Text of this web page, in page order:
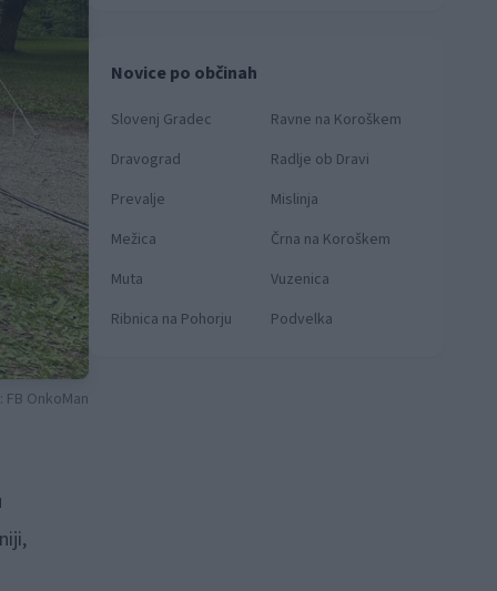
FB OnkoMan
Novice po občinah
Slovenj Gradec
Ravne na Koroškem
Dravograd
Radlje ob Dravi
Prevalje
Mislinja
Mežica
Črna na Koroškem
Muta
Vuzenica
Ribnica na Pohorju
Podvelka